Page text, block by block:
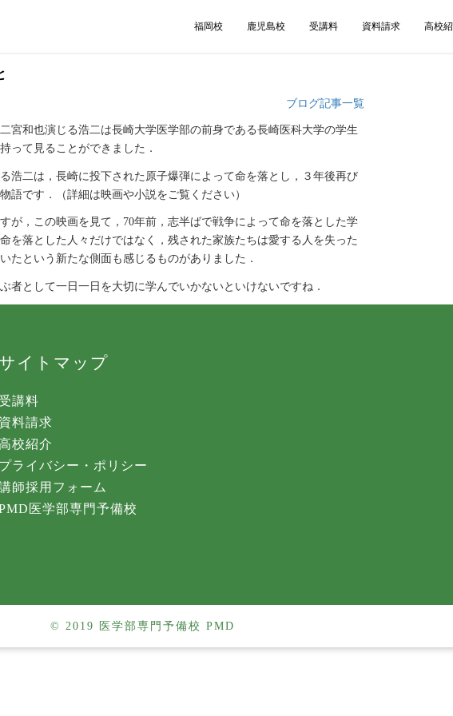
福岡校 鹿児島校 受講料 資料請求 高校
ブログ記事一覧
宮和也演じる浩二は長崎大学医学部の前身である長崎医科大学の学生
って見ることができました．
浩二は，長崎に投下された原子爆弾によって命を落とし，３年後再び
語です．（詳細は映画や小説をご覧ください）
が，この映画を見て，70年前，志半ばで戦争によって命を落とした学
を落とした人々だけではなく，残された家族たちは愛する人を失った
たという新たな側面も感じるものがありました．
として一日一日を大切に学んでいかないといけないですね．
サイトマップ
受講料
資料請求
校紹介
プライバシー・ポリシー
師採用フォーム
医学部専門予備校
© 2019 医学部専門予備校 PMD